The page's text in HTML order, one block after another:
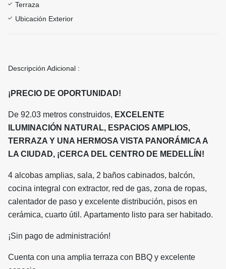
Terraza
Ubicación Exterior
Descripción Adicional :
¡PRECIO DE OPORTUNIDAD!
De 92.03 metros construidos, EXCELENTE
ILUMINACIÓN NATURAL, ESPACIOS AMPLIOS,
TERRAZA Y UNA HERMOSA VISTA PANORÁMICA A
LA CIUDAD, ¡CERCA DEL CENTRO DE MEDELLÍN!
4 alcobas amplias, sala, 2 baños cabinados, balcón,
cocina integral con extractor, red de gas, zona de ropas,
calentador de paso y excelente distribución, pisos en
cerámica, cuarto útil. Apartamento listo para ser habitado.
¡Sin pago de administración!
Cuenta con una amplia terraza con BBQ y excelente